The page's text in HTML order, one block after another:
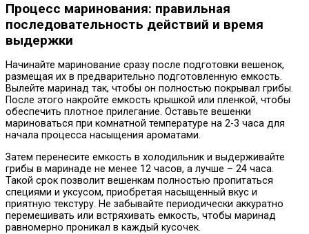
Процесс маринования: правильная
последовательность действий и время
выдержки
Начинайте маринование сразу после подготовки вешенок,
размещая их в предварительно подготовленную емкость.
Вылейте маринад так, чтобы он полностью покрывал грибы.
После этого накройте емкость крышкой или пленкой, чтобы
обеспечить плотное прилегание. Оставьте вешенки
мариноваться при комнатной температуре на 2-3 часа для
начала процесса насыщения ароматами.
Затем перенесите емкость в холодильник и выдерживайте
грибы в маринаде не менее 12 часов, а лучше – 24 часа.
Такой срок позволит вешенкам полностью пропитаться
специями и уксусом, приобретая насыщенный вкус и
приятную текстуру. Не забывайте периодически аккуратно
перемешивать или встряхивать емкость, чтобы маринад
равномерно проникал в каждый кусочек.